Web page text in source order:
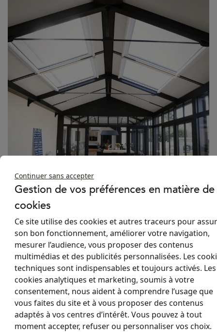
Pourquoi choisir nos
stores pour Skydome ?
Notre store puit de lumière SKYSOL adapté aux skydomes sont
conçus pour tamiser ou bloquer la lumière directe selon vos
besoins. Grâce à leur fonction réfléchissante, vous pouvez réduire
les éblouissements tout en conservant une luminosité naturelle
agréable.
Lors des périodes de fortes chaleurs, la lumière naturelle peut
rapidement faire monter la température. Nos stores permettent
de réduire significativement cette chaleur excessive, assurant un
environnement agréable en été, comme en hiver.
Continuer sans accepter
Gestion de vos préférences en matière de
cookies
Ce site utilise des cookies et autres traceurs pour
son bon fonctionnement, améliorer votre navigation,
mesurer l’audience, vous proposer des contenus
multimédias et des publicités personnalisées. Les
techniques sont indispensables et toujours activés. Les
cookies analytiques et marketing, soumis à votre
consentement, nous aident à comprendre l’usage que
vous faites du site et à vous proposer des contenus
adaptés à vos centres d’intérêt. Vous pouvez à tout
moment accepter, refuser ou personnaliser vos choix.